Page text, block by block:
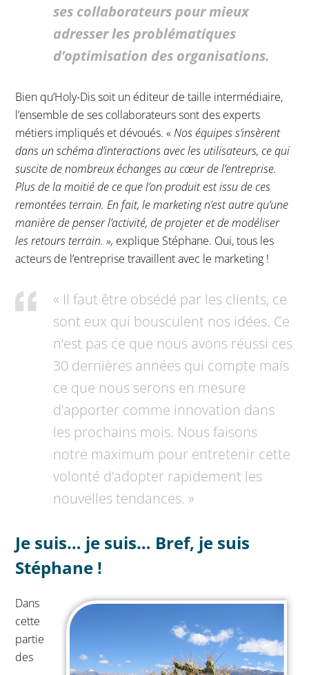
ses collaborateurs pour mieux
adresser les problématiques
d’optimisation des organisations.
Bien qu’Holy-Dis soit un éditeur de taille intermédiaire,
l’ensemble de ses collaborateurs sont des experts
métiers impliqués et dévoués. «Nos équipes s’insèrent
dans un schéma d’interactions avec les utilisateurs, ce qui
suscite de nombreux échanges au cœur de l’entreprise.
Plus de la moitié de ce que l’on produit est issu de ces
remontées terrain. En fait, le marketing n’est autre qu’une
manière de penser l’activité, de projeter et de modéliser
les retours terrain. », explique Stéphane. Oui, tous les
acteurs de l’entreprise travaillent avec le marketing !
« Il faut être obsédé par les clients, ce
sont eux qui bousculent nos idées. Ce
n’est pas ce que nous avons réussi ces
30 dernières années qui compte mais
ce que nous serons en mesure
d’apporter comme innovation dans
les prochains mois. Nous faisons
notre maximum pour entretenir cette
volonté d’adopter rapidement les
nouvelles tendances. »
Je suis… je suis… Bref, je suis
Stéphane !
Dans
cette
partie
des